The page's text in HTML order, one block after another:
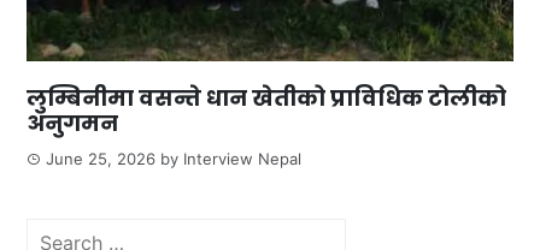
लुम्बिनीमा वसन्ते धान खेतीको प्राविधिक टोलीको
अनुगमन
June 25, 2026 by Interview Nepal
Search